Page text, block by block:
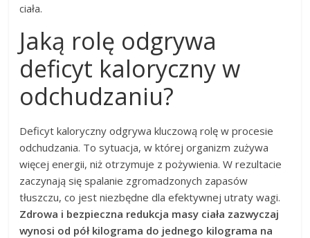
ciała.
Jaką rolę odgrywa
deficyt kaloryczny w
odchudzaniu?
Deficyt kaloryczny odgrywa kluczową rolę w procesie
odchudzania. To sytuacja, w której organizm zużywa
więcej energii, niż otrzymuje z pożywienia. W rezultacie
zaczynają się spalanie zgromadzonych zapasów
tłuszczu, co jest niezbędne dla efektywnej utraty wagi.
Zdrowa i bezpieczna redukcja masy ciała zazwyczaj
wynosi od pół kilograma do jednego kilograma na